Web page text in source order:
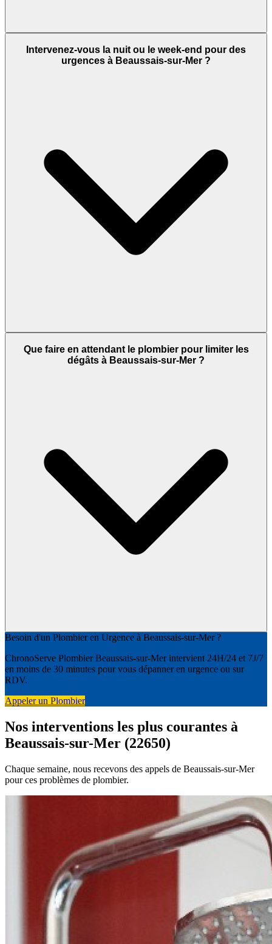
Intervenez-vous la nuit ou le week-end pour des
urgences à Beaussais-sur-Mer ?
Que faire en attendant le plombier pour limiter les
dégâts à Beaussais-sur-Mer ?
Besoin d'un Plombier en Urgence à Beaussais-sur-Mer ?
ChronoServe Plombier Beaussais-sur-Mer intervient 24H/24 et 7J/7
en moins de 30 minutes pour vous dépanner en urgence ou sur
RDV.
Appeler un Plombier
Nos interventions les plus courantes à
Beaussais-sur-Mer (22650)
Chaque semaine, nous recevons des appels de Beaussais-sur-Mer
pour ces problèmes de plombier.